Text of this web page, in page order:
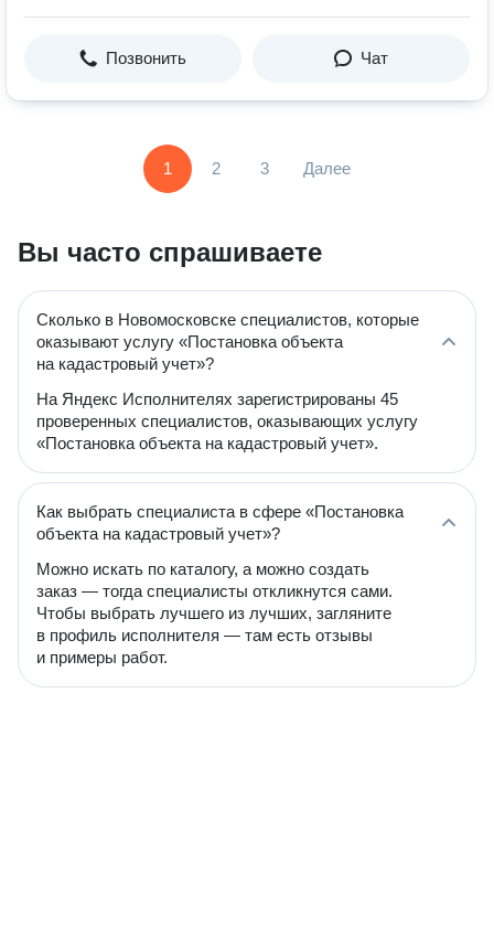
Позвонить Чат
1 2 3 Далее
Вы часто спрашиваете
Сколько в Новомосковске специалистов, которые
оказывают услугу «Постановка объекта
на кадастровый учет»?
На Яндекс Исполнителях зарегистрированы 45
проверенных специалистов, оказывающих услугу
«Постановка объекта на кадастровый учет».
Как выбрать специалиста в сфере «Постановка
объекта на кадастровый учет»?
Можно искать по каталогу, а можно создать
заказ — тогда специалисты откликнутся сами.
Чтобы выбрать лучшего из лучших, загляните
в профиль исполнителя — там есть отзывы
и примеры работ.